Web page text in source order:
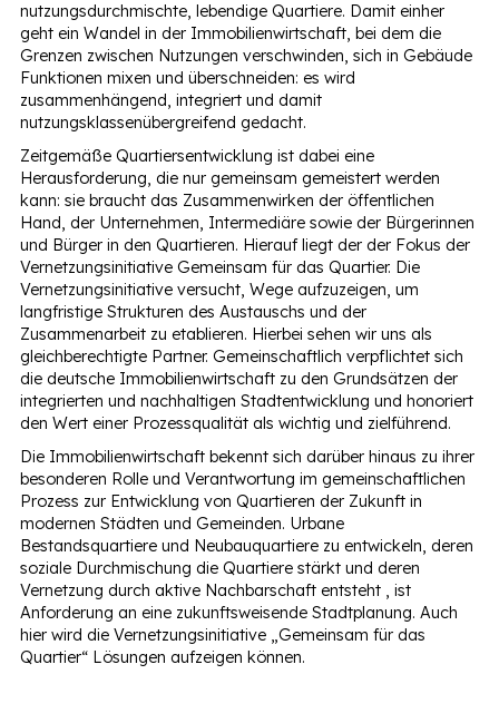
nutzungsdurchmischte, lebendige Quartiere. Damit einher
geht ein Wandel in der Immobilienwirtschaft, bei dem die
Grenzen zwischen Nutzungen verschwinden, sich in Gebäude
Funktionen mixen und überschneiden: es wird
zusammenhängend, integriert und damit
nutzungsklassenübergreifend gedacht.
Zeitgemäße Quartiersentwicklung ist dabei eine
Herausforderung, die nur gemeinsam gemeistert werden
kann: sie braucht das Zusammenwirken der öffentlichen
Hand, der Unternehmen, Intermediäre sowie der Bürgerinnen
und Bürger in den Quartieren. Hierauf liegt der der Fokus der
Vernetzungsinitiative Gemeinsam für das Quartier. Die
Vernetzungsinitiative versucht, Wege aufzuzeigen, um
langfristige Strukturen des Austauschs und der
Zusammenarbeit zu etablieren. Hierbei sehen wir uns als
gleichberechtigte Partner. Gemeinschaftlich verpflichtet sich
die deutsche Immobilienwirtschaft zu den Grundsätzen der
integrierten und nachhaltigen Stadtentwicklung und honoriert
den Wert einer Prozessqualität als wichtig und zielführend.
Die Immobilienwirtschaft bekennt sich darüber hinaus zu ihrer
besonderen Rolle und Verantwortung im gemeinschaftlichen
Prozess zur Entwicklung von Quartieren der Zukunft in
modernen Städten und Gemeinden. Urbane
Bestandsquartiere und Neubauquartiere zu entwickeln, deren
soziale Durchmischung die Quartiere stärkt und deren
Vernetzung durch aktive Nachbarschaft entsteht , ist
Anforderung an eine zukunftsweisende Stadtplanung. Auch
hier wird die Vernetzungsinitiative „Gemeinsam für das
Quartier“ Lösungen aufzeigen können.